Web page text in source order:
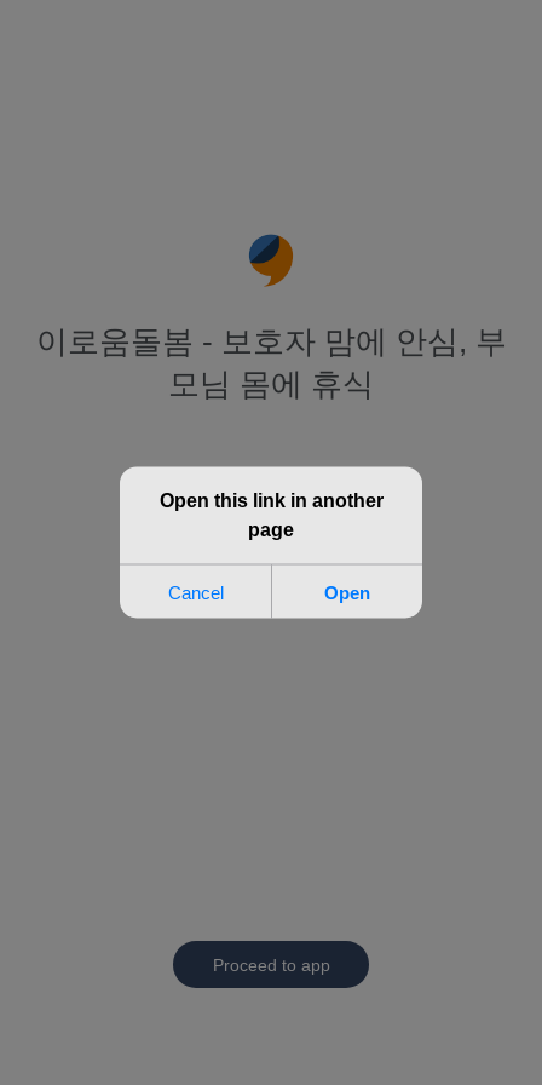
이로움돌봄 - 보호자 맘에 안심, 부
모님 몸에 휴식
Proceed to app